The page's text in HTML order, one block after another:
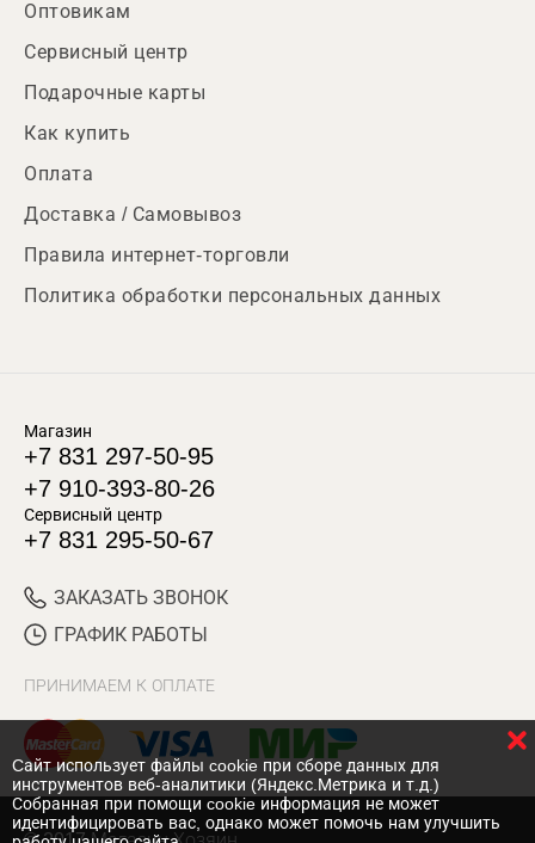
Оптовикам
Сервисный центр
Подарочные карты
Как купить
Оплата
Доставка / Самовывоз
Правила интернет-торговли
Политика обработки персональных данных
Магазин
+7 831 297-50-95
+7 910-393-80-26
Сервисный центр
+7 831 295-50-67
ЗАКАЗАТЬ ЗВОНОК
ГРАФИК РАБОТЫ
ПРИНИМАЕМ К ОПЛАТЕ
Cайт использует файлы cookie при сборе данных для
инструментов веб-аналитики (Яндекс.Метрика и т.д.)
Собранная при помощи cookie информация не может
идентифицировать вас, однако может помочь нам улучшить